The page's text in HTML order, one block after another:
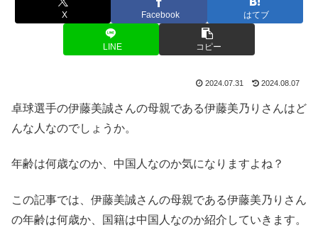
X Facebook はてブ
LINE コピー
2024.07.31 2024.08.07
卓球選手の伊藤美誠さんの母親である伊藤美乃りさんはど
んな人なのでしょうか。
年齢は何歳なのか、中国人なのか気になりますよね？
この記事では、伊藤美誠さんの母親である伊藤美乃りさん
の年齢は何歳か、国籍は中国人なのか紹介していきます。